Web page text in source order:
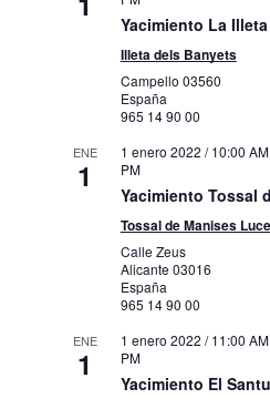
Yacimiento La
Illeta dels Banyets
Campello 03560
España
965 14 90 00
ENE
1
1 enero 2022 / 10:00 AM
PM
Yacimiento Tossal
Tossal de Manises
Calle Zeus
Alicante 03016
España
965 14 90 00
ENE
1
1 enero 2022 / 11:00 AM
PM
Yacimiento El